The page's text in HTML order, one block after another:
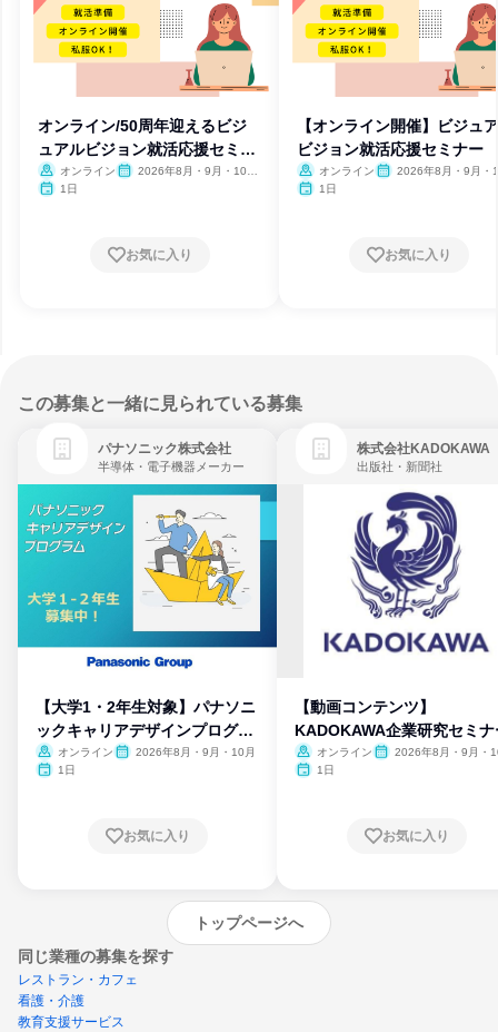
オンライン/50周年迎えるビジ
ュアルビジョン就活応援セミナ
ー
オンライン
2026年8月・9月・10
1日
お気に入り
【オンライン開催】ビジュ
ビジョン就活応援セミナー
オンライン
2026年8月・9月・
1日
お気に入り
この募集と一緒に見られている募集
パナソニック株式会社
半導体・電子機器メーカー
【大学1・2年生対象】パナソニ
ックキャリアデザインプログラ
ム
オンライン
2026年8月・9月・10月
1日
お気に入り
株式会社KADOKAWA
出版社・新聞社
【動画コンテンツ】
KADOKAWA企業研究セミナ
オンライン
2026年8月・9月・
1日
お気に入り
トップページへ
同じ業種の募集を探す
レストラン・カフェ
看護・介護
教育支援サービス